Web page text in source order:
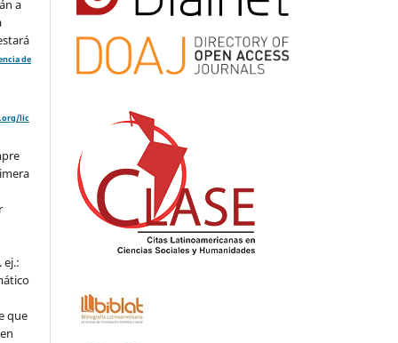
a
de
lic
ej.:
que